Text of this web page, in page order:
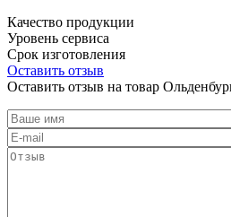
Качество продукции
Уровень сервиса
Срок изготовления
Оставить отзыв
Оставить отзыв на товар